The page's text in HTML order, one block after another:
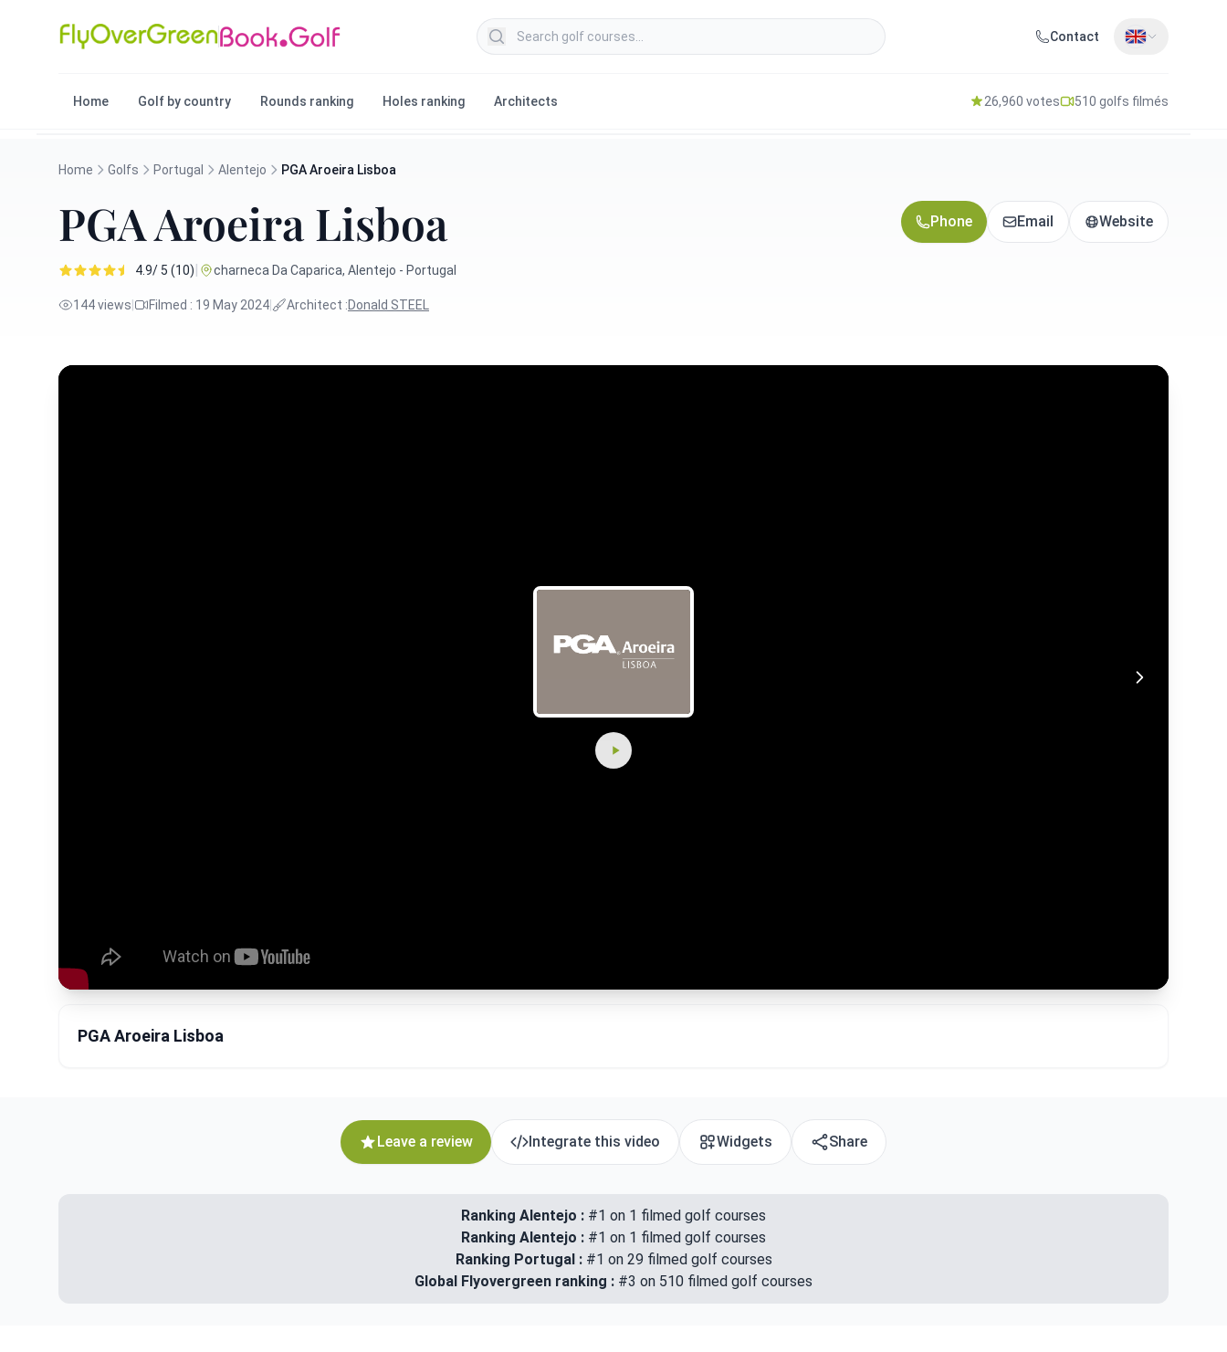
Search golf courses Contact
Home Golf by country Rounds ranking Holes ranking Architects 26,960 votes 510 golfs filmés
Home Golfs Portugal Alentejo PGA Aroeira Lisboa
PGA Aroeira Lisboa
4.9/ 5 (10)| charneca Da Caparica, Alentejo - Portugal
144 views Filmed : 19 May 2024 Architect :Donald STEEL
Phone Email Website
PGA Aroeira Lisboa
Leave a review Integrate this video Widgets Share
Ranking Alentejo : #1 on 1 filmed golf courses
Ranking Alentejo : #1 on 1 filmed golf courses
Ranking Portugal : #1 on 29 filmed golf courses
Global Flyovergreen ranking : #3 on 510 filmed golf courses